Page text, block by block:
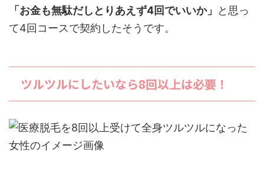
「お金も無駄だしとりあえず4回でいいか」
と思っ
て4回コースで契約したそうです。
ツルツルにしたいなら8回以上は必要！